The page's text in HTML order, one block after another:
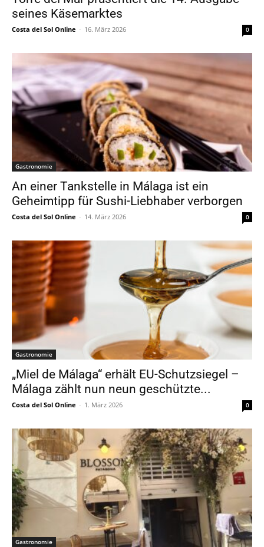
seines Käsemarktes
Costa del Sol Online - 16. März 2026 0
Gastronomie
An einer Tankstelle in Málaga ist ein
Geheimtipp für Sushi-Liebhaber verborgen
Costa del Sol Online - 14. März 2026 0
Gastronomie
„Miel de Málaga“ erhält EU-Schutzsiegel –
Málaga zählt nun neun geschützte...
Costa del Sol Online - 1. März 2026 0
Gastronomie